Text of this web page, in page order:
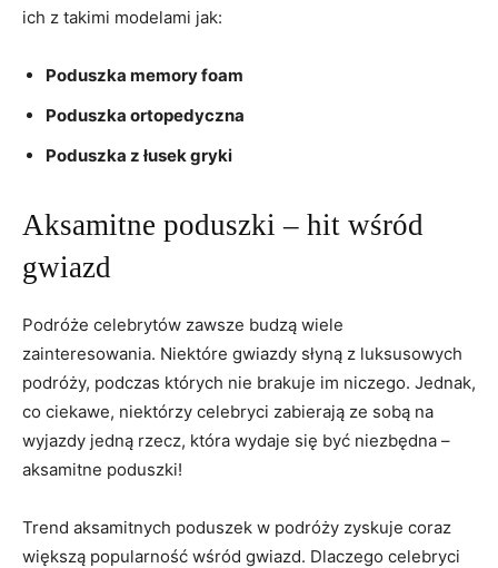
⁣ich z takimi modelami jak:
Poduszka‍ memory foam
Poduszka ortopedyczna
Poduszka z ⁢łusek gryki
Aksamitne poduszki ​– hit ⁤wśród⁤
gwiazd
Podróże ‌celebrytów ⁣zawsze‍ budzą ​wiele
zainteresowania.⁣ Niektóre ⁢gwiazdy słyną z luksusowych
podróży, ‌podczas których nie brakuje im niczego. Jednak,
co ​ciekawe, niektórzy celebryci ‍zabierają⁣ ze sobą na
wyjazdy jedną rzecz, ​która wydaje się być niezbędna –
aksamitne ​poduszki!⁣
Trend aksamitnych poduszek w podróży zyskuje coraz
większą ​popularność wśród gwiazd. Dlaczego celebryci